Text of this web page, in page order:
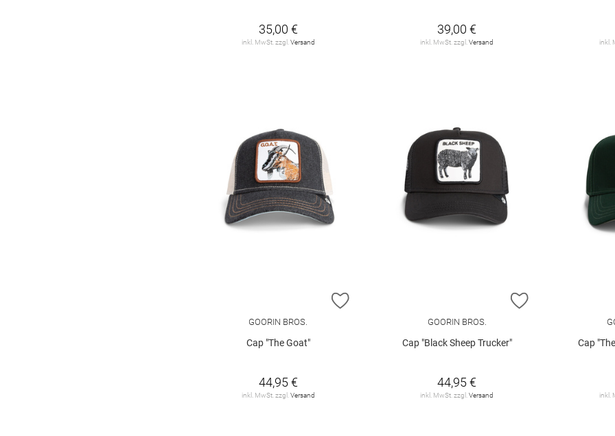
35,00 €
inkl. MwSt. zzgl. Versand
39,00 €
inkl. MwSt. zzgl.Versand inkl.
ZUR WUNSCHLISTE HINZUFÜGEN
GOORIN BROS.
Cap "The Goat"
44,95 €
inkl. MwSt. zzgl. Versand
ZUR
GOORIN BROS.
Cap "Black Sheep Trucker"
44,95 €
inkl. MwSt. zzgl.Versand
Cap
inkl.